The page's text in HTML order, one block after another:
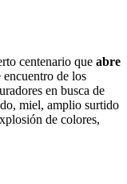
centenario que abre
de los
en busca de
miel, amplio surtido
de colores,